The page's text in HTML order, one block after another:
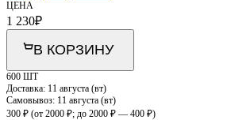
ЦЕНА
1 230₽
В КОРЗИНУ
600 ШТ
Доставка: 11 августа (вт)
Самовывоз: 11 августа (вт)
300 ₽ (от 2000 ₽; до 2000 ₽ — 400 ₽)